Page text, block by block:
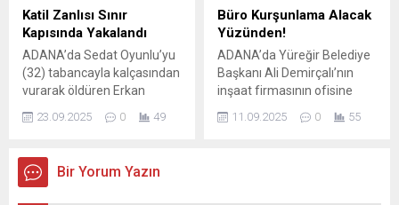
meydana gelmişti. Dağdan
koparak yola sürüklenen
kaya parçaları ve...
takımlara ve büyük spor
kulüplerine gönderen Adana
Kulübü önemli bir başarıya
daha imza attı....
Katil Zanlısı Sınır
Kapısında Yakalandı
ADANA’da Sedat Oyunlu’yu
(32) tabancayla kalçasından
vurarak öldüren Erkan
kaçmak üzereyken İpsala
Yunus Emre Tunçbilek (19)
ise Antalya’ya giderken
23.09.2025 0 49
Büro Kurşunlama Alacak
Yüzünden!
ADANA’da Yüreğir Belediye
Başkanı Ali Demirçalı’nın
inşaat firmasının ofisine
tabancayla ateş ettikten
11.09.2025 0 55
Bir Yorum Yazın